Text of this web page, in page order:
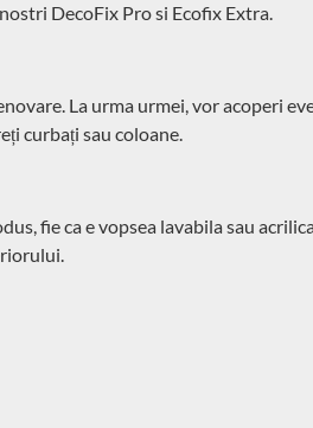
DecoFix Pro si Ecofix Extra.
La urma urmei, vor acoperi
curbați sau coloane.
fie ca e vopsea lavabila sau